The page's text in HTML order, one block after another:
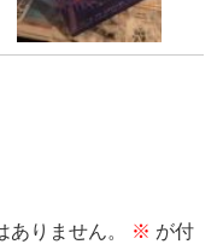
りません。 ※ が付